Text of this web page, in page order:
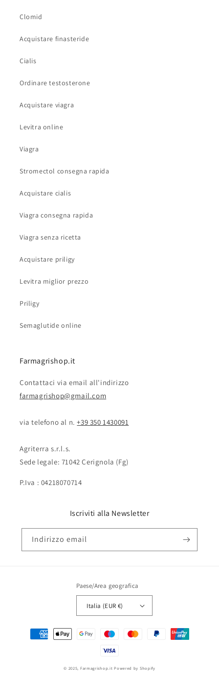
Clomid
Acquistare finasteride
Cialis
Ordinare testosterone
Acquistare viagra
Levitra online
Viagra
Stromectol consegna rapida
Acquistare cialis
Viagra consegna rapida
Viagra senza ricetta
Acquistare priligy
Levitra miglior prezzo
Priligy
Semaglutide online
Farmagrishop.it
Contattaci via email all'indirizzo
farmagrishop@gmail.com
via telefono al n. ‭‭+39 350 1430091
Agriterra s.r.l.s.
Sede legale: 71042 Cerignola (Fg)
P.Iva : 04218070714
Iscriviti alla Newsletter
Indirizzo email
Paese/Area geografica
Italia (EUR €)
Metodi
© 2025, Farmagrishop.it Powered by Shopify